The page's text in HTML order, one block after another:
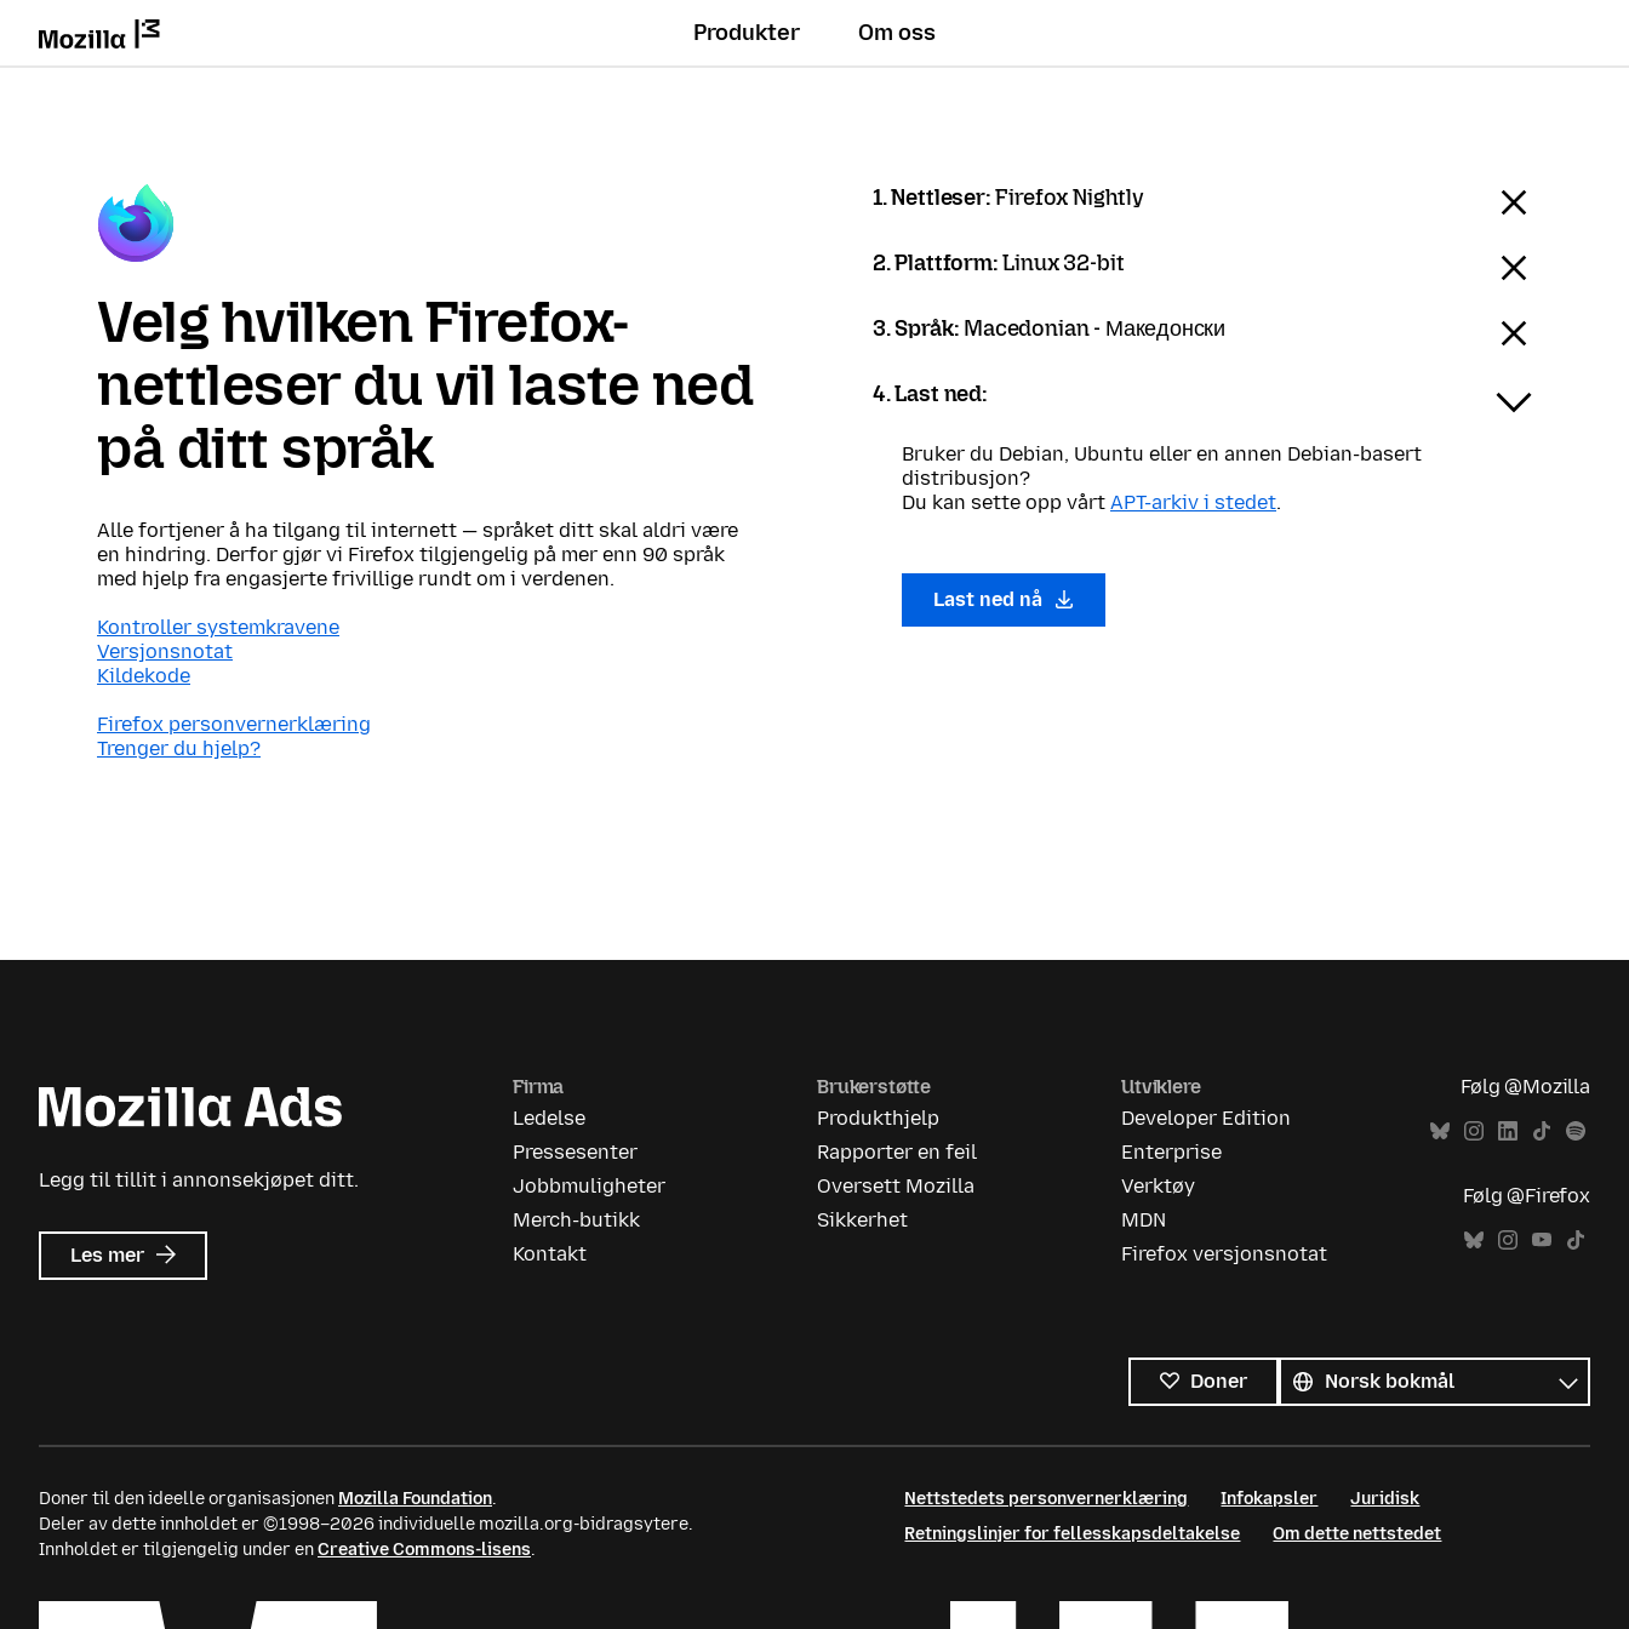
Produkter Om oss
Velg hvilken Firefox-
nettleser du vil laste ned
på ditt språk
Alle fortjener å ha tilgang til internett — språket ditt skal aldri være
en hindring. Derfor gjør vi Firefox tilgjengelig på mer enn 90 språk
med hjelp fra engasjerte frivillige rundt om i verdenen.
Kontroller systemkravene
Versjonsnotat
Kildekode
Firefox personvernerklæring
Trenger du hjelp?
1. Nettleser:Firefox Nightly
2. Plattform:Linux 32-bit
3. Språk: Macedonian - Македонски
4. Last ned:
Bruker du Debian, Ubuntu eller en annen Debian-basert
distribusjon?
Du kan sette opp vårt APT-arkiv i stedet.
Last ned nå
Legg til tillit i annonsekjøpet ditt.
Les mer om
Mozilla
Firma
Ledelse
Pressesenter
Jobbmuligheter
Merch-butikk
Kontakt
Brukerstøtte
Produkthjelp
Rapporter en feil
Oversett Mozilla
Sikkerhet
Utviklere
Developer Edition
Enterprise
Verktøy
MDN
Firefox versjonsnotat
Følg @Mozilla
Følg @Firefox
Doner
språk
Språk
Doner til den ideelle organisasjonen Mozilla Foundation.
Deler av dette innholdet er ©1998–2026 individuelle mozilla.org-bidragsytere.
Innholdet er tilgjengelig under enCreative Commons-lisens.
Nettstedets personvernerklæring Infokapsler
Juridisk
Retningslinjer for fellesskapsdeltakelse
Om dette nettstedet